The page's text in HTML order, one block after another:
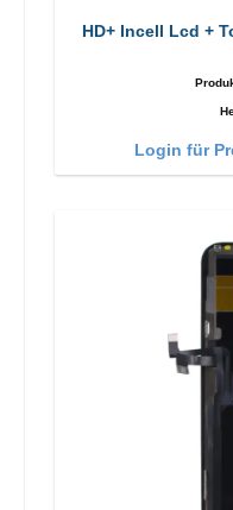
HD+ Incell Lcd +
Login für